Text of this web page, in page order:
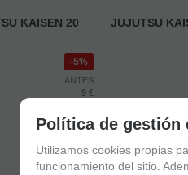
KAISEN 20
5%
ANTES
9 €
8,55
JUJUTSU
Política de gestión
Utilizamos cookies propias
funcionamiento del sitio.